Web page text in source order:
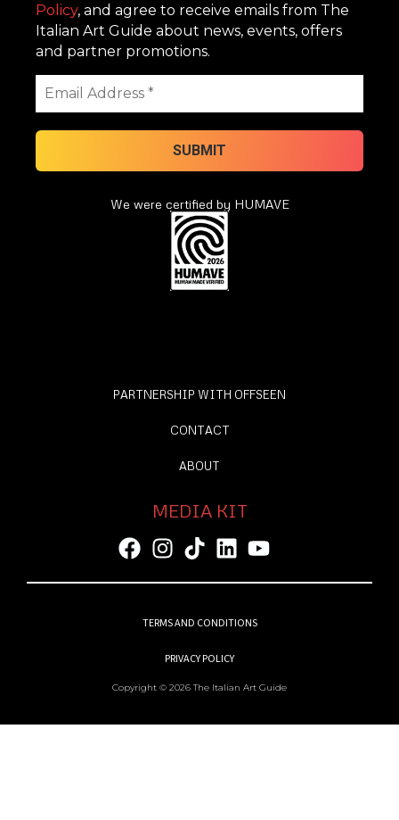
Policy, and agree to receive emails from The
Italian Art Guide about news, events, offers
and partner promotions.
We were certified by HUMAVE
PARTNERSHIP WITH OFFSEEN
CONTACT
ABOUT
MEDIA KIT
TERMS AND CONDITIONS
PRIVACY POLICY
Copyright © 2026 The Italian Art Guide